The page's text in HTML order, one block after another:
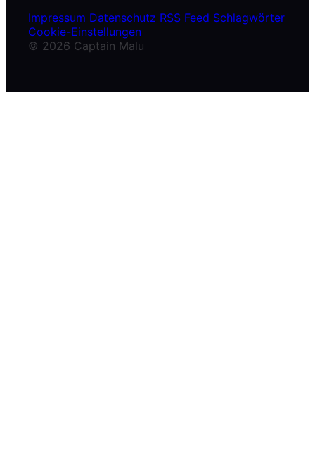
Impressum Datenschutz RSS Feed Schlagwörter
Cookie-Einstellungen
© 2026 Captain Malu